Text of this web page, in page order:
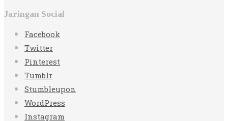
Jaringan Social
Facebook
Twitter
Pinterest
Tumblr
Stumbleupon
WordPress
Instagram